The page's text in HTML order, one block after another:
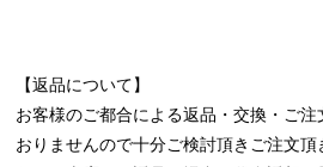
【返品について】
お客様のご都合による返品・交換・ご
おりませんので十分ご検討頂きご注文頂